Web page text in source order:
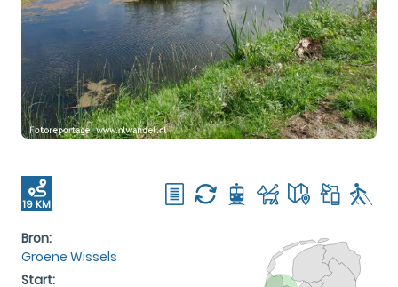
19 KM
Bron:
Groene Wissels
Start: